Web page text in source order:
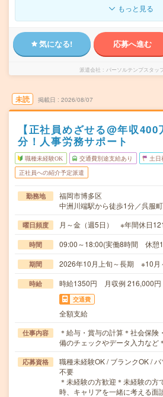
もっと見る
気になる! 応募へ進む
派遣会社 パーソルテンプスタッ
未読 掲載日 2026/08/07
【正社員めざせる@年収
分！人事労務サポート
職種未経験OK 交通費別途支給あり 土日
正社員への紹介予定派遣
勤務地
福岡市博多区
中洲川端駅から徒歩1分／呉服
曜日頻度 月～金（週5日） ※年間休日
時間 09:00～18:00(実働8時間 休憩
期間 2026年10月上旬～長期 ※10月
時給 時給1350円 月収例 216,000円
交通費
全額支給
仕事内容
＊給与・賞与の計算＊社会保
備のチェックやデータ入力な
応募資格
職種未経験OK / ブランクOK /
不要
＊未経験の方歓迎＊未経験の
時、キャリアを一緒に考える